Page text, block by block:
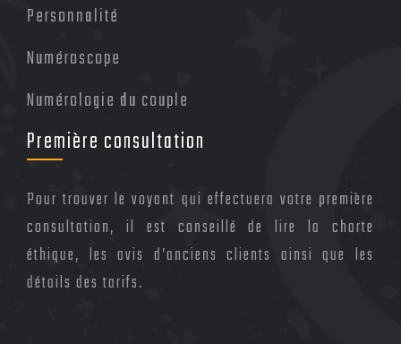
Personnalité
Numéroscope
Numérologie du couple
Première consultation
Pour trouver le voyant qui effectuera votre première
consultation, il est conseillé de lire la charte
éthique, les avis d’anciens clients ainsi que les
détails des tarifs.